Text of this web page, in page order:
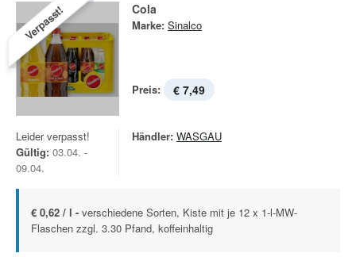
Verpasst! Cola
Marke: Sinalco
Preis: € 7,49
Leider verpasst!
Gültig: 03.04. -
09.04.
Händler: WASGAU
€ 0,62 / l - verschiedene Sorten, Kiste mit je 12 x 1-l-MW-
Flaschen zzgl. 3.30 Pfand, koffeinhaltig